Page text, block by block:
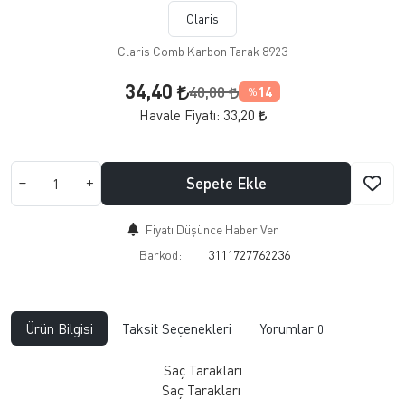
Claris
Claris Comb Karbon Tarak 8923
34,40 40,00 % 14
Havale Fiyatı: 33,20
Sepete Ekle
Fiyatı Düşünce Haber Ver
Barkod:
3111727762236
Ürün Bilgisi Taksit Seçenekleri Yorumlar 0
Saç Tarakları
​Saç Tarakları